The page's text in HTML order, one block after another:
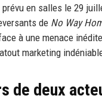
prévu en salles le 29
de No Way
à une menace
marketing
de deux